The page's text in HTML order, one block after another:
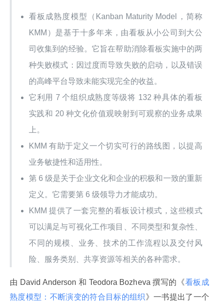
看板成熟度模型（Kanban Maturity Model，简称
KMM）是基于十多年来，由看板从小公司到大公
司收集到的经验。它旨在帮助消除看板实施中的两
种失败模式：因过度而导致失败的启动，以及错误
的高峰平台导致未能实现完全的收益。
它利用 7 个组织成熟度等级将 132 种具体的看板
实践和 20 种文化价值观映射到可观察的业务成果
上。
KMM 有助于定义一个切实可行的路线图，以提高
业务敏捷性和适用性。
第 6 级是关于企业文化和企业的积极和一致的重新
定义。它需要第 6 级领导力才能成功。
KMM 提供了一套完整的看板设计模式，这些模式
可以满足与可视化工作项目、不同类型和复杂性、
不同的规模、业务、技术的工作流程以及交付风
险、服务类别、共享资源等相关的各种需求。
由 David Anderson 和 Teodora Bozheva 撰写的《看板成
熟度模型：不断演变的符合目标的组织》一书提出了一个